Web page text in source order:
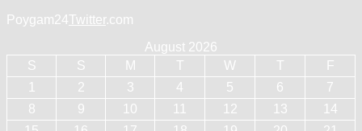
Poygam24Twitter.com
August 2026
S
S M T W T
F
1
2 3 4 5 6
7
8
9 10 11 12 13
14